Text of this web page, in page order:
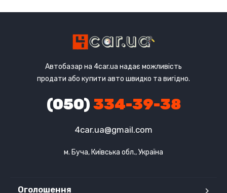
Автобазар на 4car.ua надає можливість
продати або купити авто швидко та вигідно.
(050)334-39-38
4car.ua@gmail.com
м. Буча, Київська обл., Україна
Оголошення